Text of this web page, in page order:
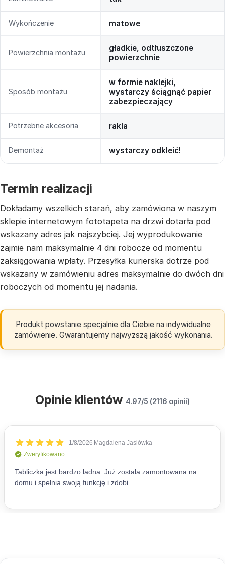
Wykończenie matowe
Powierzchnia montażu
gładkie, odtłuszczone
powierzchnie
Sposób montażu
w formie naklejki,
wystarczy ściągnąć papier
zabezpieczający
Potrzebne akcesoria rakla
Demontaż wystarczy odkleić!
Termin realizacji
Dokładamy wszelkich starań, aby zamówiona w naszym
sklepie internetowym fototapeta na drzwi dotarła pod
wskazany adres jak najszybciej. Jej wyprodukowanie
zajmie nam maksymalnie 4 dni robocze od momentu
zaksięgowania wpłaty. Przesyłka kurierska dotrze pod
wskazany w zamówieniu adres maksymalnie do dwóch dni
roboczych od momentu jej nadania.
Produkt powstanie specjalnie dla Ciebie na indywidualne
zamówienie. Gwarantujemy najwyższą jakość wykonania.
Opinie klientów 4.97/5 (2116 opinii)